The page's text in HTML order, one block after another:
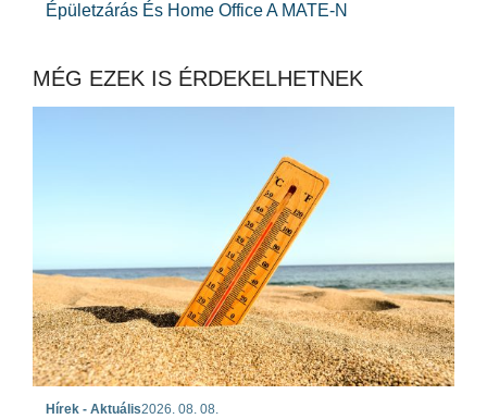
Épületzárás És Home Office A MATE-N
MÉG EZEK IS ÉRDEKELHETNEK
Hírek - Aktuális2026. 08. 08.